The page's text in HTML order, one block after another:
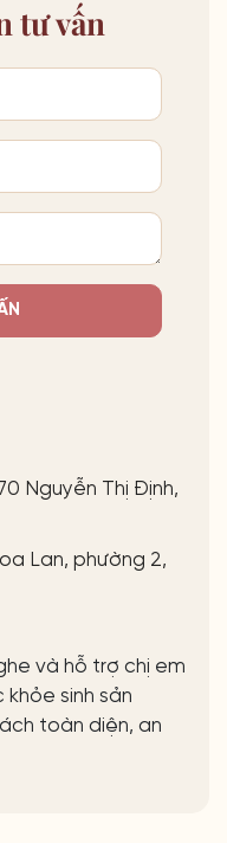
tư vấn
Nguyễn Thị Định,
Lan, phường 2,
và hỗ trợ chị em
sinh sản
toàn diện, an